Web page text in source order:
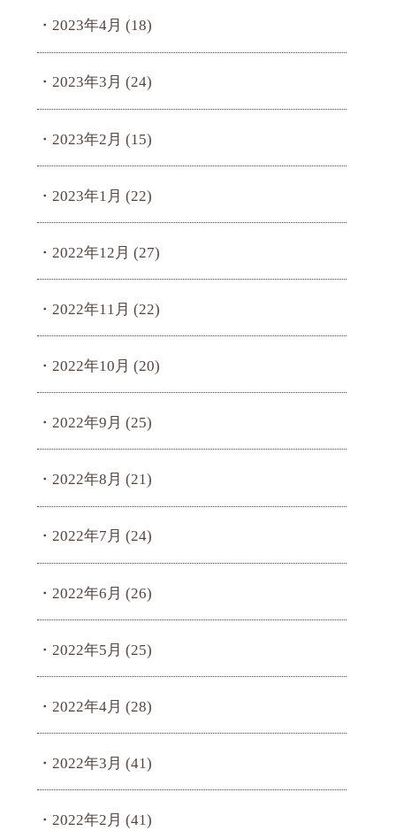
2023年4月 (18)
2023年3月 (24)
2023年2月 (15)
2023年1月 (22)
2022年12月 (27)
2022年11月 (22)
2022年10月 (20)
2022年9月 (25)
2022年8月 (21)
2022年7月 (24)
2022年6月 (26)
2022年5月 (25)
2022年4月 (28)
2022年3月 (41)
2022年2月 (41)